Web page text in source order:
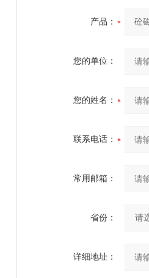
产品：
您的单位：
您的姓名：
联系电话：
常用邮箱：
省份：
详细地址：